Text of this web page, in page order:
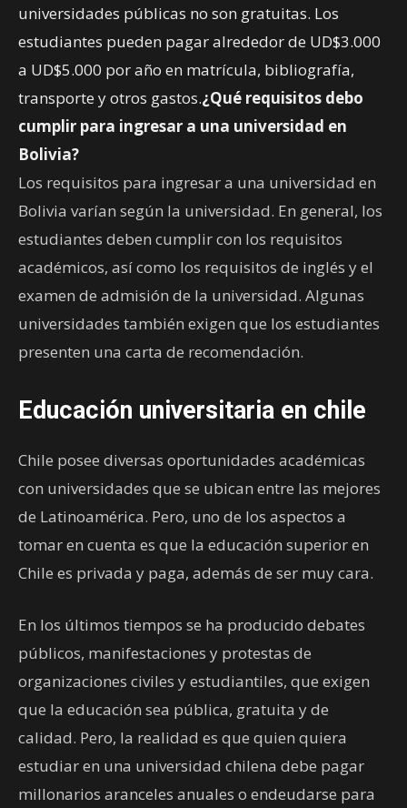
universidades públicas no son gratuitas. Los
estudiantes pueden pagar alrededor de UD$3.000
a UD$5.000 por año en matrícula, bibliografía,
transporte y otros gastos.¿Qué requisitos debo
cumplir para ingresar a una universidad en
Bolivia?
Los requisitos para ingresar a una universidad en
Bolivia varían según la universidad. En general, los
estudiantes deben cumplir con los requisitos
académicos, así como los requisitos de inglés y el
examen de admisión de la universidad. Algunas
universidades también exigen que los estudiantes
presenten una carta de recomendación.
Educación universitaria en chile
Chile posee diversas oportunidades académicas
con universidades que se ubican entre las mejores
de Latinoamérica. Pero, uno de los aspectos a
tomar en cuenta es que la educación superior en
Chile es privada y paga, además de ser muy cara.
En los últimos tiempos se ha producido debates
públicos, manifestaciones y protestas de
organizaciones civiles y estudiantiles, que exigen
que la educación sea pública, gratuita y de
calidad. Pero, la realidad es que quien quiera
estudiar en una universidad chilena debe pagar
millonarios aranceles anuales o endeudarse para